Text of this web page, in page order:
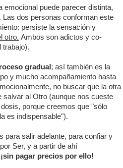
emocional puede parecer distinta,
dos personas conforman este
persiste la sensación y
otro. Ambos son adictos y co-
trabajo).
gradual ; así también es la
y mucho acompañamiento hasta
no buscar que la otra
al Otro (aunque nos cueste
porque creemos que "sólo
es indispensable").
para salir adelante, para confiar y
Ser, y a partir de ahí
pagar precios por ello!